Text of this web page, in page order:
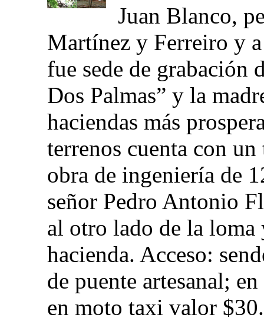
Juan Blanco,
Martínez y Ferreiro y
fue sede de grabación
Dos Palmas” y la
haciendas más
terrenos cuenta con
obra de ingeniería de
señor Pedro Antonio
al otro lado de la loma
hacienda. Acceso:
de puente artesanal;
en moto taxi valor